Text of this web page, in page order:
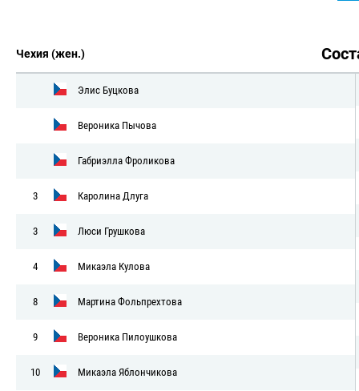
Чехия (жен.)
Элис Буцкова
Вероника Пычова
Габриэлла Фроликова
3 Каролина Длуга
3 Люси Грушкова
4 Микаэла Кулова
8 Мартина Фольпрехтова
9 Вероника Пилоушкова
10 Микаэла Яблончикова